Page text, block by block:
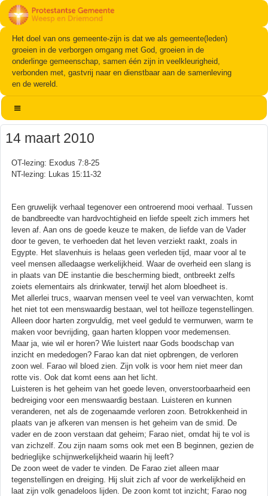
Het doel van ons gemeente-zijn is dat we als gemeente(leden)
groeien in de verborgen omgang met God, groeien in de
onderlinge gemeenschap, samen één zijn in veelkleurigheid,
verbonden met, gastvrij naar en dienstbaar aan de samenleving
en de wereld.
14 maart 2010
OT-lezing: Exodus 7:8-25
NT-lezing: Lukas 15:11-32
Een gruwelijk verhaal tegenover een ontroerend mooi verhaal. Tussen
de bandbreedte van hardvochtigheid en liefde speelt zich immers het
leven af. Aan ons de goede keuze te maken, de liefde van de Vader
door te geven, te verhoeden dat het leven verziekt raakt, zoals in
Egypte. Het slavenhuis is helaas geen verleden tijd, maar voor al te
veel mensen alledaagse werkelijkheid. Waar de overheid een slang is
in plaats van DE instantie die bescherming biedt, ontbreekt zelfs
zoiets elementairs als drinkwater, terwijl het alom bloedheet is.
Met allerlei trucs, waarvan mensen veel te veel van verwachten, komt
het niet tot een menswaardig bestaan, wel tot heilloze tegenstellingen.
Alleen door harten zorgvuldig, met veel geduld te vermurwen, warm te
maken voor bevrijding, gaan harten kloppen voor medemensen.
Maar ja, wie wil er horen? Wie luistert naar Gods boodschap van
inzicht en mededogen? Farao kan dat niet opbrengen, de verloren
zoon wel. Farao wil bloed zien. Zijn volk is voor hem niet meer dan
rotte vis. Ook dat komt eens aan het licht.
Luisteren is het geheim van het goede leven, onverstoorbaarheid een
bedreiging voor een menswaardig bestaan. Luisteren en kunnen
veranderen, net als de zogenaamde verloren zoon. Betrokkenheid in
plaats van je afkeren van mensen is het geheim van de smid. De
vader en de zoon verstaan dat geheim; Farao niet, omdat hij te vol is
van zichzelf. Zou zijn naam soms ook met een B beginnen, gezien de
bedrieglijke schijnwerkelijkheid waarin hij leeft?
De zoon weet de vader te vinden. De Farao ziet alleen maar
tegenstellingen en dreiging. Hij sluit zich af voor de werkelijkheid en
laat zijn volk genadeloos lijden. De zoon komt tot inzicht; Farao nog